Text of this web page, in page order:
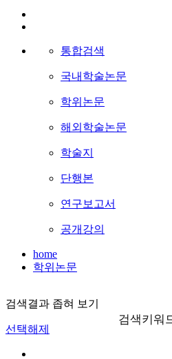
통합검색
국내학술논문
학위논문
해외학술논문
학술지
단행본
연구보고서
공개강의
home
학위논문
검색결과 좁혀 보기
선택해제
검색키워